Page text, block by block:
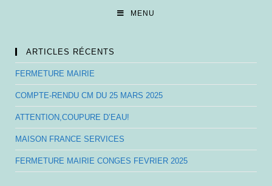
MENU
ARTICLES RÉCENTS
FERMETURE MAIRIE
COMPTE-RENDU CM DU 25 MARS 2025
ATTENTION,COUPURE D’EAU!
MAISON FRANCE SERVICES
FERMETURE MAIRIE CONGES FEVRIER 2025